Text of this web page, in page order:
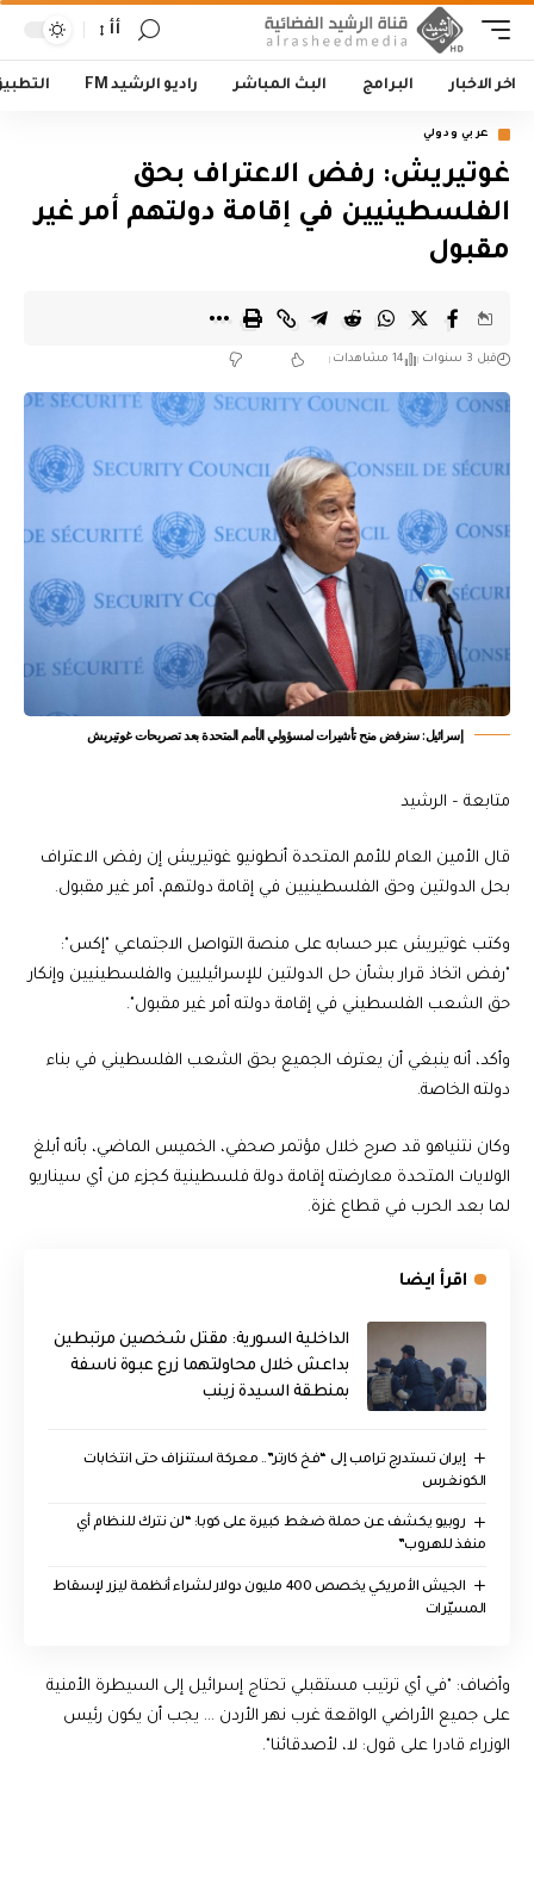
أأ
اخر الاخبار البرامج البث المباشر راديو الرشيد FM
عربي ودولي
غوتيريش: رفض الاعتراف بحق
الفلسطينيين في إقامة دولتهم أمر غير
مقبول
قبل 3 سنوات 14 مشاهدات
إسرائيل: سنرفض منح تأشيرات لمسؤولي الأمم المتحدة بعد تصريحات غوتيريش
متابعة – الرشيد
قال الأمين العام للأمم المتحدة أنطونيو غوتيريش إن رفض الاعتراف
بحل الدولتين وحق الفلسطينيين في إقامة دولتهم، أمر غير مقبول.
وكتب غوتيريش عبر حسابه على منصة التواصل الاجتماعي "إكس":
"رفض اتخاذ قرار بشأن حل الدولتين للإسرائيليين والفلسطينيين وإنكار
حق الشعب الفلسطيني في إقامة دولته أمر غير مقبول".
وأكد، أنه ينبغي أن يعترف الجميع بحق الشعب الفلسطيني في بناء
دولته الخاصة.
وكان نتنياهو قد صرح خلال مؤتمر صحفي، الخميس الماضي، بأنه أبلغ
الولايات المتحدة معارضته إقامة دولة فلسطينية كجزء من أي سيناريو
لما بعد الحرب في قطاع غزة.
اقرأ ايضا
الداخلية السورية: مقتل شخصين مرتبطين
بداعش خلال محاولتهما زرع عبوة ناسفة
بمنطقة السيدة زينب
إيران تستدرج ترامب إلى “فخ كارتر”.. معركة استنزاف حتى انتخابات
الكونغرس
روبيو يكشف عن حملة ضغط كبيرة على كوبا: “لن نترك للنظام أي
منفذ للهروب”
الجيش الأمريكي يخصص 400 مليون دولار لشراء أنظمة ليزر لإسقاط
المسيّرات
وأضاف: "في أي ترتيب مستقبلي تحتاج إسرائيل إلى السيطرة الأمنية
على جميع الأراضي الواقعة غرب نهر الأردن … يجب أن يكون رئيس
الوزراء قادرا على قول: لا، لأصدقائنا".